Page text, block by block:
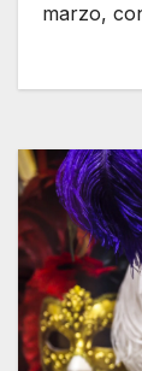
marzo,